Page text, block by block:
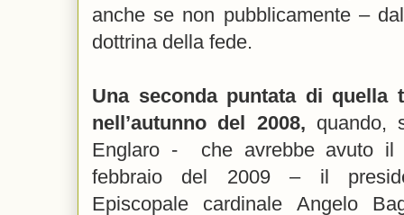
anche se non pubblicamente –
dottrina della fede.
Una seconda puntata di quella
nell’autunno del 2008, quando,
Englaro - che avrebbe avuto il
febbraio del 2009 – il
Episcopale cardinale Angelo